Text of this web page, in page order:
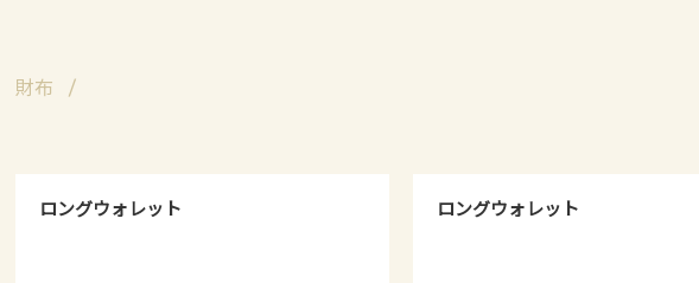
財布
ロングウォレット ロングウォレット